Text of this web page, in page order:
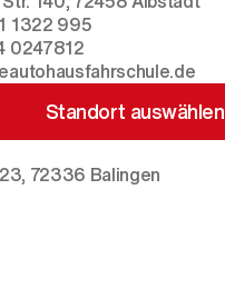
1322 995
0247812
Standort auswählen
72336 Balingen